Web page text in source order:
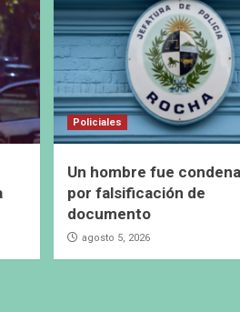
Policiales
Un hombre fue
por falsificación de
documento
agosto 5, 2026